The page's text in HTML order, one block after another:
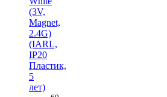
(3V,
Magnet,
2.4G)
(IARL,
IP20
Пластик,
5
лет)